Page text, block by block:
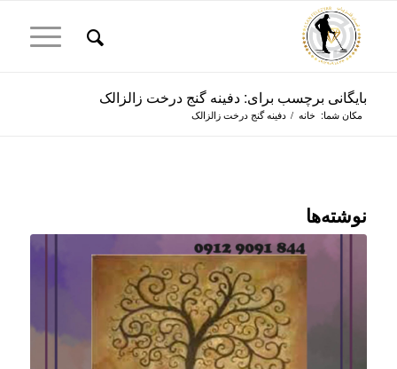
بایگانی برچسب برای: دفینه گنج درخت زالزالک
مکان شما: خانه / دفینه گنج درخت زالزالک
نوشته‌ها